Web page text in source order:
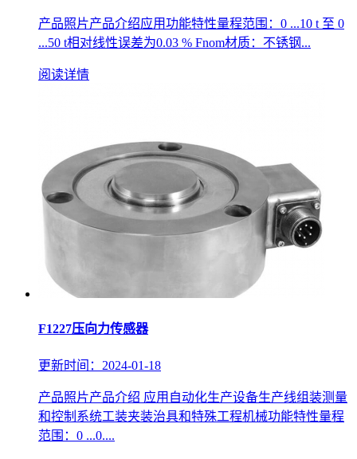
产品照片产品介绍应用功能特性量程范围：0 ...10 t 至 0
...50 t相对线性误差为0.03 % Fnom材质：不锈钢...
阅读详情
F1227压向力传感器
更新时间：2024-01-18
产品照片产品介绍 应用自动化生产设备生产线组装测量
和控制系统工装夹装治具和特殊工程机械功能特性量程
范围：0 ...0....